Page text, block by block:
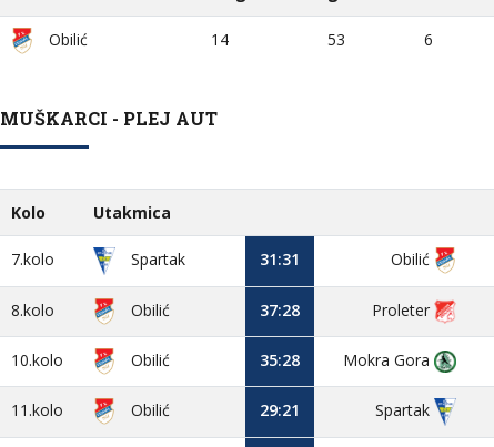
Obilić 14 53 6
MUŠKARCI - PLEJ AUT
Kolo Utakmica
7.kolo Spartak 31:31 Obilić
8.kolo Obilić 37:28 Proleter
10.kolo Obilić 35:28 Mokra Gora
11.kolo Obilić 29:21 Spartak